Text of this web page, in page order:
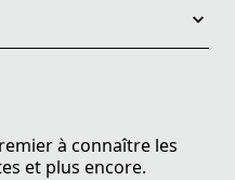
à connaître les
et plus encore.